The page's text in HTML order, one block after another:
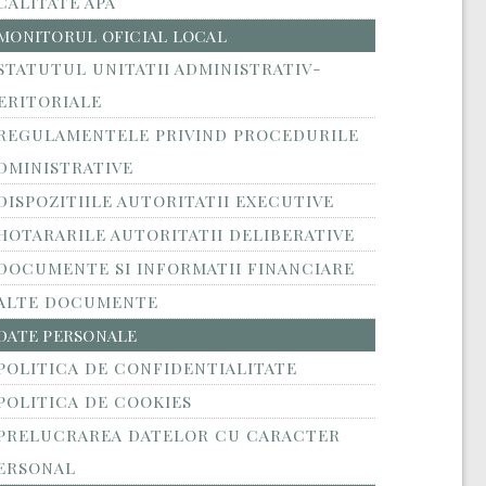
OFICIAL LOCAL
UNITATII ADMINISTRATIV-
PRIVIND PROCEDURILE
AUTORITATII EXECUTIVE
AUTORITATII DELIBERATIVE
SI INFORMATII FINANCIARE
DOCUMENTE
PERSONALE
DE CONFIDENTIALITATE
DE COOKIES
DATELOR CU CARACTER